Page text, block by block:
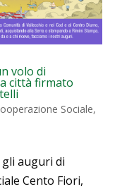
volo di
città firmato
Sociale,
auguri di
Cento Fiori,